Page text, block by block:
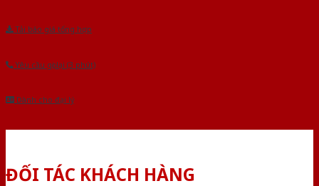
Tải báo giá tổng hợp
Yêu cầu gọi lại (3 phút)
Dành cho đại lý
ĐỐI TÁC KHÁCH HÀNG